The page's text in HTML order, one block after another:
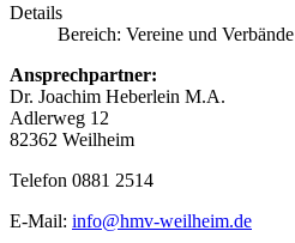
Details
Bereich: Vereine und Verbände
Ansprechpartner:
Dr. Joachim Heberlein M.A.
Adlerweg 12
82362 Weilheim
Telefon 0881 2514
E-Mail: info@hmv-weilheim.de